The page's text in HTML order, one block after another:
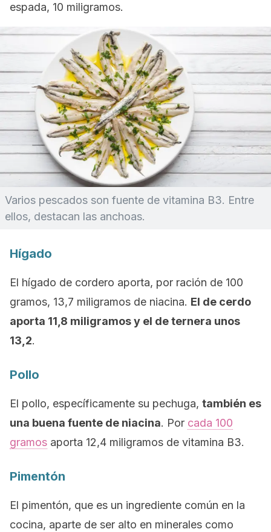
espada, 10 miligramos.
Varios pescados son fuente de vitamina B3. Entre
ellos, destacan las anchoas.
Hígado
El hígado de cordero aporta, por ración de 100
gramos, 13,7 miligramos de niacina. El de cerdo
aporta 11,8 miligramos y el de ternera unos
13,2.
Pollo
El pollo, específicamente su pechuga, también es
una buena fuente de niacina. Por cada 100
gramos aporta 12,4 miligramos de vitamina B3.
Pimentón
El pimentón, que es un ingrediente común en la
cocina, aparte de ser alto en minerales como